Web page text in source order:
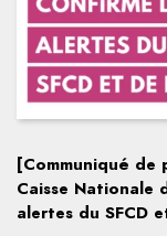
[Communiqué de
Caisse Nationale
alertes du SFCD